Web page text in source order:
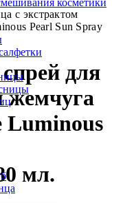
косметики
c экстрактом
Pearl Sun Spray
для
жемчуга
Luminous
мл.